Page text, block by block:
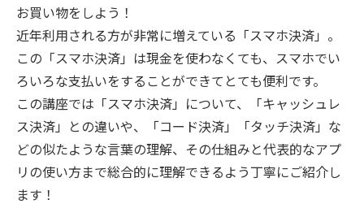
お買い物をしよう！
近年利用される方が非常に増えている「スマホ決済」。
この「スマホ決済」は現金を使わなくても、スマホでい
ろいろな支払いをすることができてとても便利です。
この講座では「スマホ決済」について、「キャッシュレ
ス決済」との違いや、「コード決済」「タッチ決済」な
どの似たような言葉の理解、その仕組みと代表的なアプ
リの使い方まで総合的に理解できるよう丁寧にご紹介し
ます！